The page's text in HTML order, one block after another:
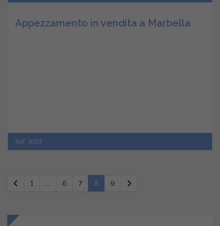
Appezzamento in vendita a Marbella
Ref. 1693
1 ... 6 7 8 9